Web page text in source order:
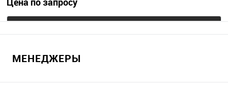
В избранное
МЕНЕДЖЕРЫ